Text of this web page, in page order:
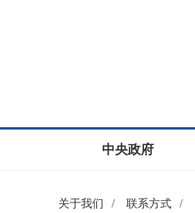
中央政府
关于我们 / 联系方式 /